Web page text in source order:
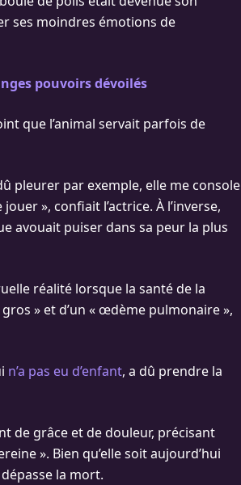
ses moindres émotions de
pouvoirs dévoilés
que l’animal servait parfois de
pleurer par exemple, elle me console
», confiait l’actrice. À l’inverse,
avouait puiser dans sa peur la plus
réalité lorsque la santé de la
» et d’un « œdème pulmonaire »,
n’a pas eu d’enfant, a dû prendre la
de grâce et de douleur, précisant
». Bien qu’elle soit aujourd’hui
dépasse la mort.